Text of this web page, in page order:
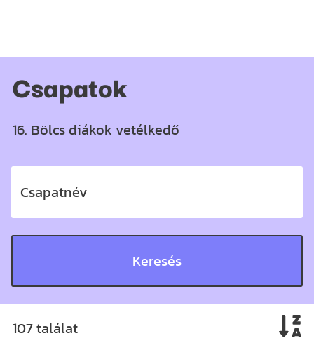
Csapatok
16. Bölcs diákok vetélkedő
Csapatnév
107 találat